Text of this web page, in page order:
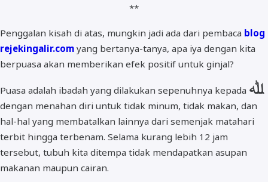
**
Penggalan kisah di atas, mungkin jadi ada dari pembaca blog
rejekingalir.com yang bertanya-tanya, apa iya dengan kita
berpuasa akan memberikan efek positif untuk ginjal?
Puasa adalah ibadah yang dilakukan sepenuhnya kepada ﷲ
dengan menahan diri untuk tidak minum, tidak makan, dan
hal-hal yang membatalkan lainnya dari semenjak matahari
terbit hingga terbenam. Selama kurang lebih 12 jam
tersebut, tubuh kita ditempa tidak mendapatkan asupan
makanan maupun cairan.